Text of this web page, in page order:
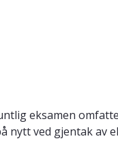
eksamen
nytt ved gjentak av